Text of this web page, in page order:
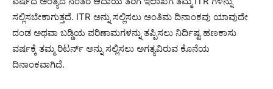
ಸಲ್ಲಿಸಬೇಕಾಗುತ್ತದೆ. ITR ಅನ್ನು ಸಲ್ಲಿಸಲು ಅಂತಿಮ ದಿನಾಂಕವು ಯಾವುದೇ
ದಂಡ ಅಥವಾ ಬಡ್ಡಿಯ ಪರಿಣಾಮಗಳನ್ನು ತಪ್ಪಿಸಲು ನಿರ್ದಿಷ್ಟ ಹಣಕಾಸು
ವರ್ಷಕ್ಕೆ ತಮ್ಮ ರಿಟರ್ನ್ ಅನ್ನು ಸಲ್ಲಿಸಲು ಅಗತ್ಯವಿರುವ ಕೊನೆಯ
ದಿನಾಂಕವಾಗಿದೆ.